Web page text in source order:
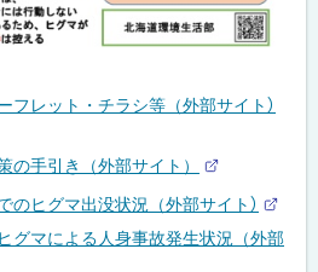
フレット・チラシ等（外部サイト）
の手引き（外部サイト）
部
サ
イ
ト
のヒグマ出没状況（外部サイト）
部
グマによる人身事故発生状況（外部